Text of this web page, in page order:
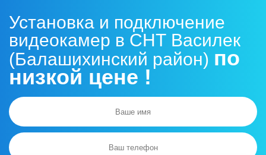
Установка и подключение
видеокамер в СНТ Василек
(Балашихинский район) по
низкой цене !